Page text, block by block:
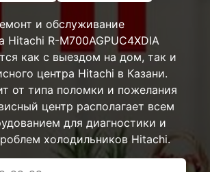
и обслуживание
Hitachi R-M700AGPUC4XDIA
как с выездом на дом, так и
центра Hitachi в Казани.
от типа поломки и пожелания
центр располагает всем
для диагностики и
холодильников Hitachi.